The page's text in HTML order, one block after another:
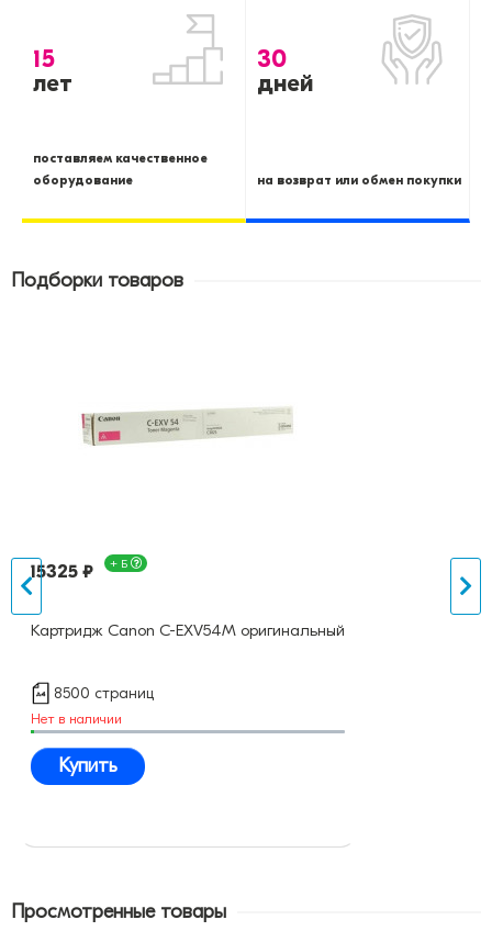
15
лет
поставляем качественное
оборудование
30
дней
на возврат или обмен покупки
Подборки товаров
15325 ₽ + Б
Картридж Canon C-EXV54M оригинальный
8500 страниц
Нет в наличии
Купить
Просмотренные товары